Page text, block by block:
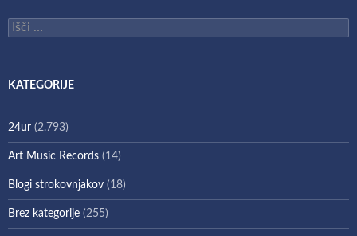
Išči:
KATEGORIJE
24ur (2.793)
Art Music Records (14)
Blogi strokovnjakov (18)
Brez kategorije (255)